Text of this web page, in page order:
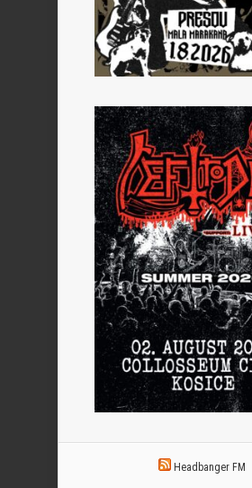
Headbanger FM